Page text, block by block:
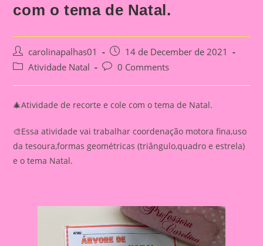
com o tema de Natal.
Post
author:
carolinapalhas01
Post
published:
14 de December de 2021
PostAtividade Natal
Post0 Comments
🎄Atividade de recorte e cole com o tema de Natal.
🎨Essa atividade vai trabalhar coordenação motora fina,uso
da tesoura,formas geométricas (triângulo,quadro e estrela)
e o tema Natal.